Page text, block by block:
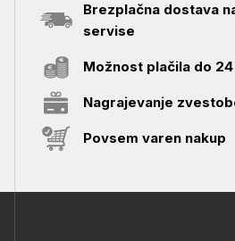
Brezplačna dostava
servise
Možnost plačila do
Nagrajevanje
Povsem varen nakup